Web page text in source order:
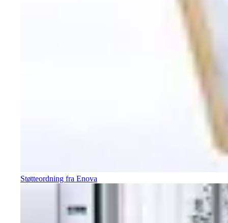
Støtteordning fra Enova